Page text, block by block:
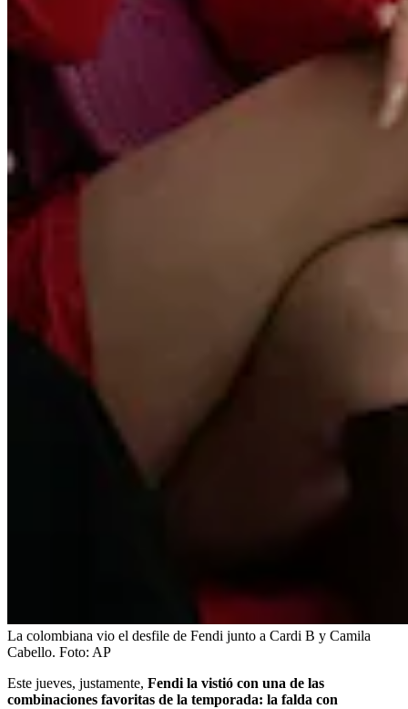
La colombiana vio el desfile de Fendi junto a Cardi B y Camila
Cabello. Foto: AP
Este jueves, justamente, Fendi la vistió con una de las
combinaciones favoritas de la temporada: la falda con